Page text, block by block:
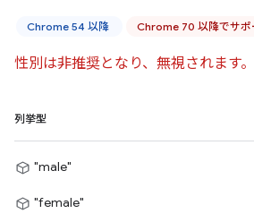
Chrome 54 以降 Chrome 70 以降でサポ
性別は非推奨となり、無視されます。
列挙型
"male"
"female"